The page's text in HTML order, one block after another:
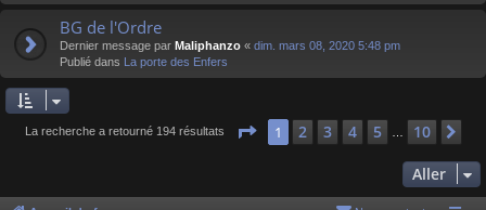
BG de l'Ordre
Dernier message par Maliphanzo « dim. mars 08, 2020 5:48 pm
Publié dans La porte des Enfers
La recherche a retourné 194 résultats Page 1sur 10
1 2 3 4 5 10
Aller